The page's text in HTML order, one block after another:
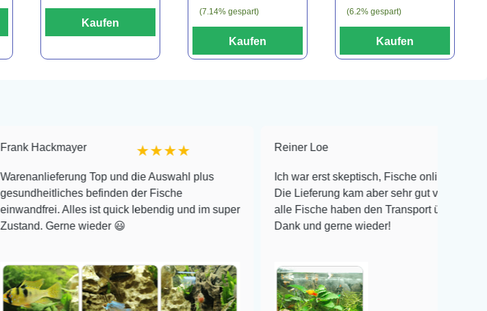
Kaufen
(7.14% gespart)
Kaufen
(6.2% gespart)
Kaufen
★★★★
Top und die Auswahl plus
befinden der Fische
Alles ist quick lebendig und im super
wieder 😃
Ich war erst skeptisch, Fische online zu bestellen!
Die Lieferung kam aber sehr gut verpackt an und
alle Fische haben den Transport überlebt! Vielen
Dank und gerne wieder!